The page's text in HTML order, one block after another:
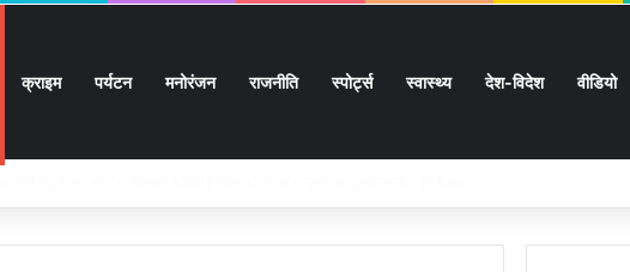
क्राइम पर्यटन मनोरंजन राजनीति स्पोर्ट्स स्वास्थ्य देश-विदेश वीडियो